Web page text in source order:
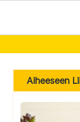
Primary
Sidebar
Aiheeseen